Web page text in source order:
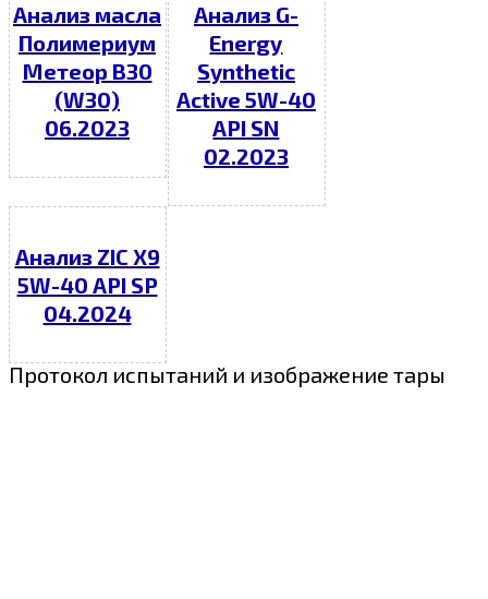
Анализ масла
Полимериум
Метеор В30
(W30)
06.2023
Анализ G-
Energy
Synthetic
Active 5W-40
API SN
02.2023
Анализ ZIC X9
5W-40 API SP
04.2024
Протокол испытаний и изображение тары